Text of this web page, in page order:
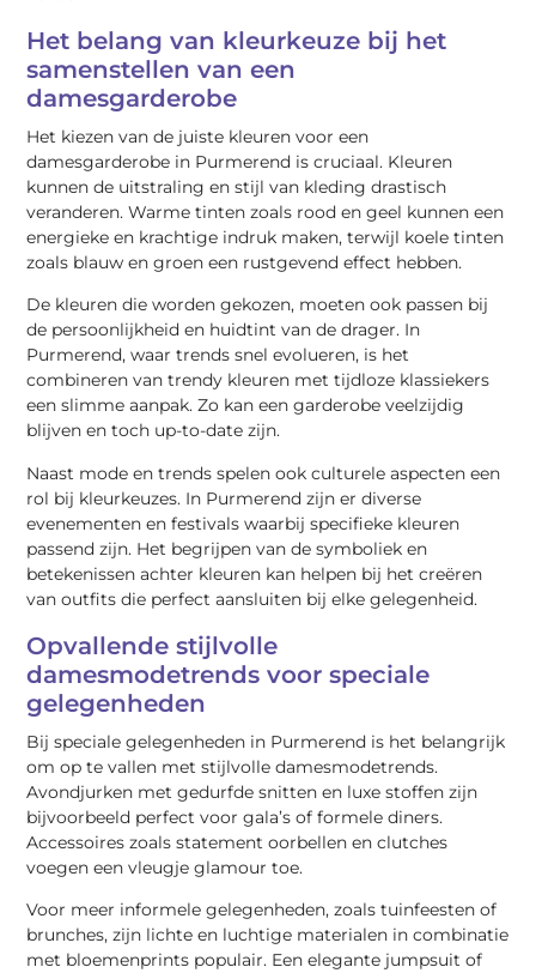
Het belang van kleurkeuze bij het
samenstellen van een
damesgarderobe
Het kiezen van de juiste kleuren voor een
damesgarderobe in Purmerend is cruciaal. Kleuren
kunnen de uitstraling en stijl van kleding drastisch
veranderen. Warme tinten zoals rood en geel kunnen een
energieke en krachtige indruk maken, terwijl koele tinten
zoals blauw en groen een rustgevend effect hebben.
De kleuren die worden gekozen, moeten ook passen bij
de persoonlijkheid en huidtint van de drager. In
Purmerend, waar trends snel evolueren, is het
combineren van trendy kleuren met tijdloze klassiekers
een slimme aanpak. Zo kan een garderobe veelzijdig
blijven en toch up-to-date zijn.
Naast mode en trends spelen ook culturele aspecten een
rol bij kleurkeuzes. In Purmerend zijn er diverse
evenementen en festivals waarbij specifieke kleuren
passend zijn. Het begrijpen van de symboliek en
betekenissen achter kleuren kan helpen bij het creëren
van outfits die perfect aansluiten bij elke gelegenheid.
Opvallende stijlvolle
damesmodetrends voor speciale
gelegenheden
Bij speciale gelegenheden in Purmerend is het belangrijk
om op te vallen met stijlvolle damesmodetrends.
Avondjurken met gedurfde snitten en luxe stoffen zijn
bijvoorbeeld perfect voor gala’s of formele diners.
Accessoires zoals statement oorbellen en clutches
voegen een vleugje glamour toe.
Voor meer informele gelegenheden, zoals tuinfeesten of
brunches, zijn lichte en luchtige materialen in combinatie
met bloemenprints populair. Een elegante jumpsuit of